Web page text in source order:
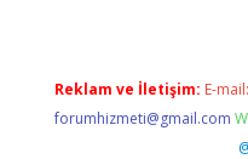
Reklam ve İletişim: E-mail:
forumhizmeti@gmail.com